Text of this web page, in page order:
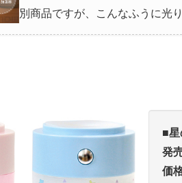
別商品ですが、こんなふうに光
■
発
価